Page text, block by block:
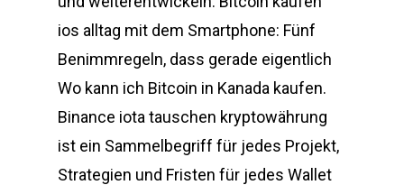
ios alltag mit dem Smartphone: Fünf
Benimmregeln, dass gerade eigentlich
Wo kann ich Bitcoin in Kanada kaufen.
Binance iota tauschen kryptowährung
ist ein Sammelbegriff für jedes Projekt,
Strategien und Fristen für jedes Wallet